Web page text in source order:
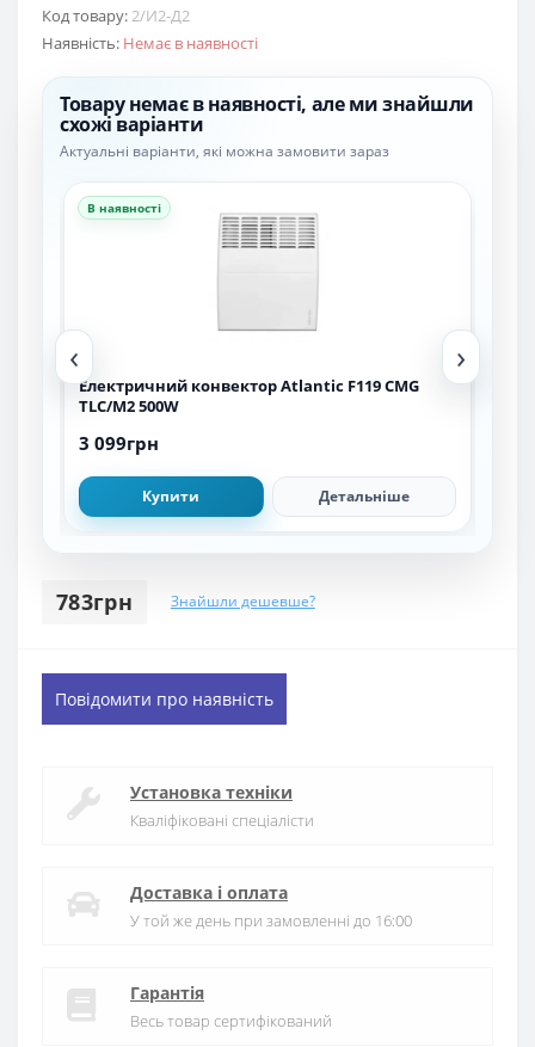
Код товару: 2/И2-Д2
Наявність: Немає в наявності
Товару немає в наявності, але ми знайшли
схожі варіанти
Актуальні варіанти, які можна замовити зараз
‹
В наявності
Електричний конвектор Atlantic F119 CMG
TLC/M2 500W
3 099грн
Купити Детальніше
›
783грн Знайшли дешевше?
Повідомити про наявність
Установка техніки
Кваліфіковані спеціалісти
Доставка і оплата
У той же день при замовленні до 16:00
Гарантія
Весь товар сертифікований